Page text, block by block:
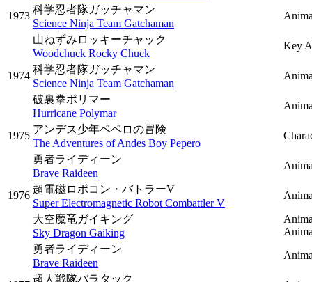
1973
科学忍者隊ガッチャマン
Science Ninja Team Gatchaman
山ねずみロッキーチャック
Woodchuck Rocky Chuck
Key
1974
科学忍者隊ガッチャマン
Science Ninja Team Gatchaman
破裏拳ポリマー
Hurricane Polymar
1975
アンデス少年ペペロの冒険
The Adventures of Andes Boy Pepero
勇者ライディーン
Brave Raideen
1976
超電磁ロボコン・バトラーV
Super Electromagnetic Robot Combattler V
大空魔竜ガイキング
Sky Dragon Gaiking
勇者ライディーン
Brave Raideen
超人戦隊バラタック